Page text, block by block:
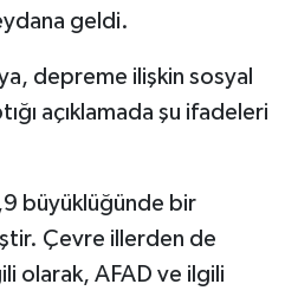
geldi.
depreme ilişkin sosyal
açıklamada şu ifadeleri
büyüklüğünde bir
Çevre illerden de
olarak, AFAD ve ilgili